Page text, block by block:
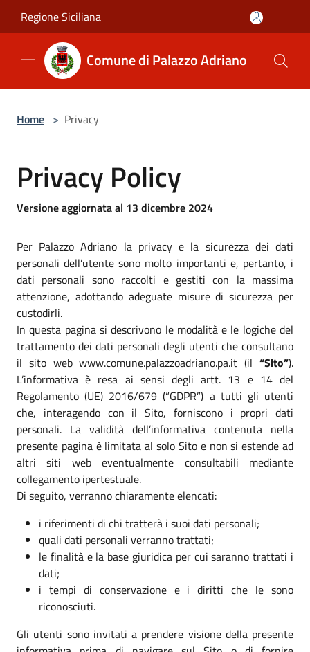
Regione Siciliana
Comune di Palazzo Adriano
Home > Privacy
Privacy Policy
Versione aggiornata al 13 dicembre 2024
Per Palazzo Adriano la privacy e la sicurezza dei dati
personali dell’utente sono molto importanti e, pertanto, i
dati personali sono raccolti e gestiti con la massima
attenzione, adottando adeguate misure di sicurezza per
custodirli.
In questa pagina si descrivono le modalità e le logiche del
trattamento dei dati personali degli utenti che consultano
il sito web www.comune.palazzoadriano.pa.it (il “Sito”).
L’informativa è resa ai sensi degli artt. 13 e 14 del
Regolamento (UE) 2016/679 (“GDPR”) a tutti gli utenti
che, interagendo con il Sito, forniscono i propri dati
personali. La validità dell’informativa contenuta nella
presente pagina è limitata al solo Sito e non si estende ad
altri siti web eventualmente consultabili mediante
collegamento ipertestuale.
Di seguito, verranno chiaramente elencati:
i riferimenti di chi tratterà i suoi dati personali;
quali dati personali verranno trattati;
le finalità e la base giuridica per cui saranno trattati i
dati;
i tempi di conservazione e i diritti che le sono
riconosciuti.
Gli utenti sono invitati a prendere visione della presente